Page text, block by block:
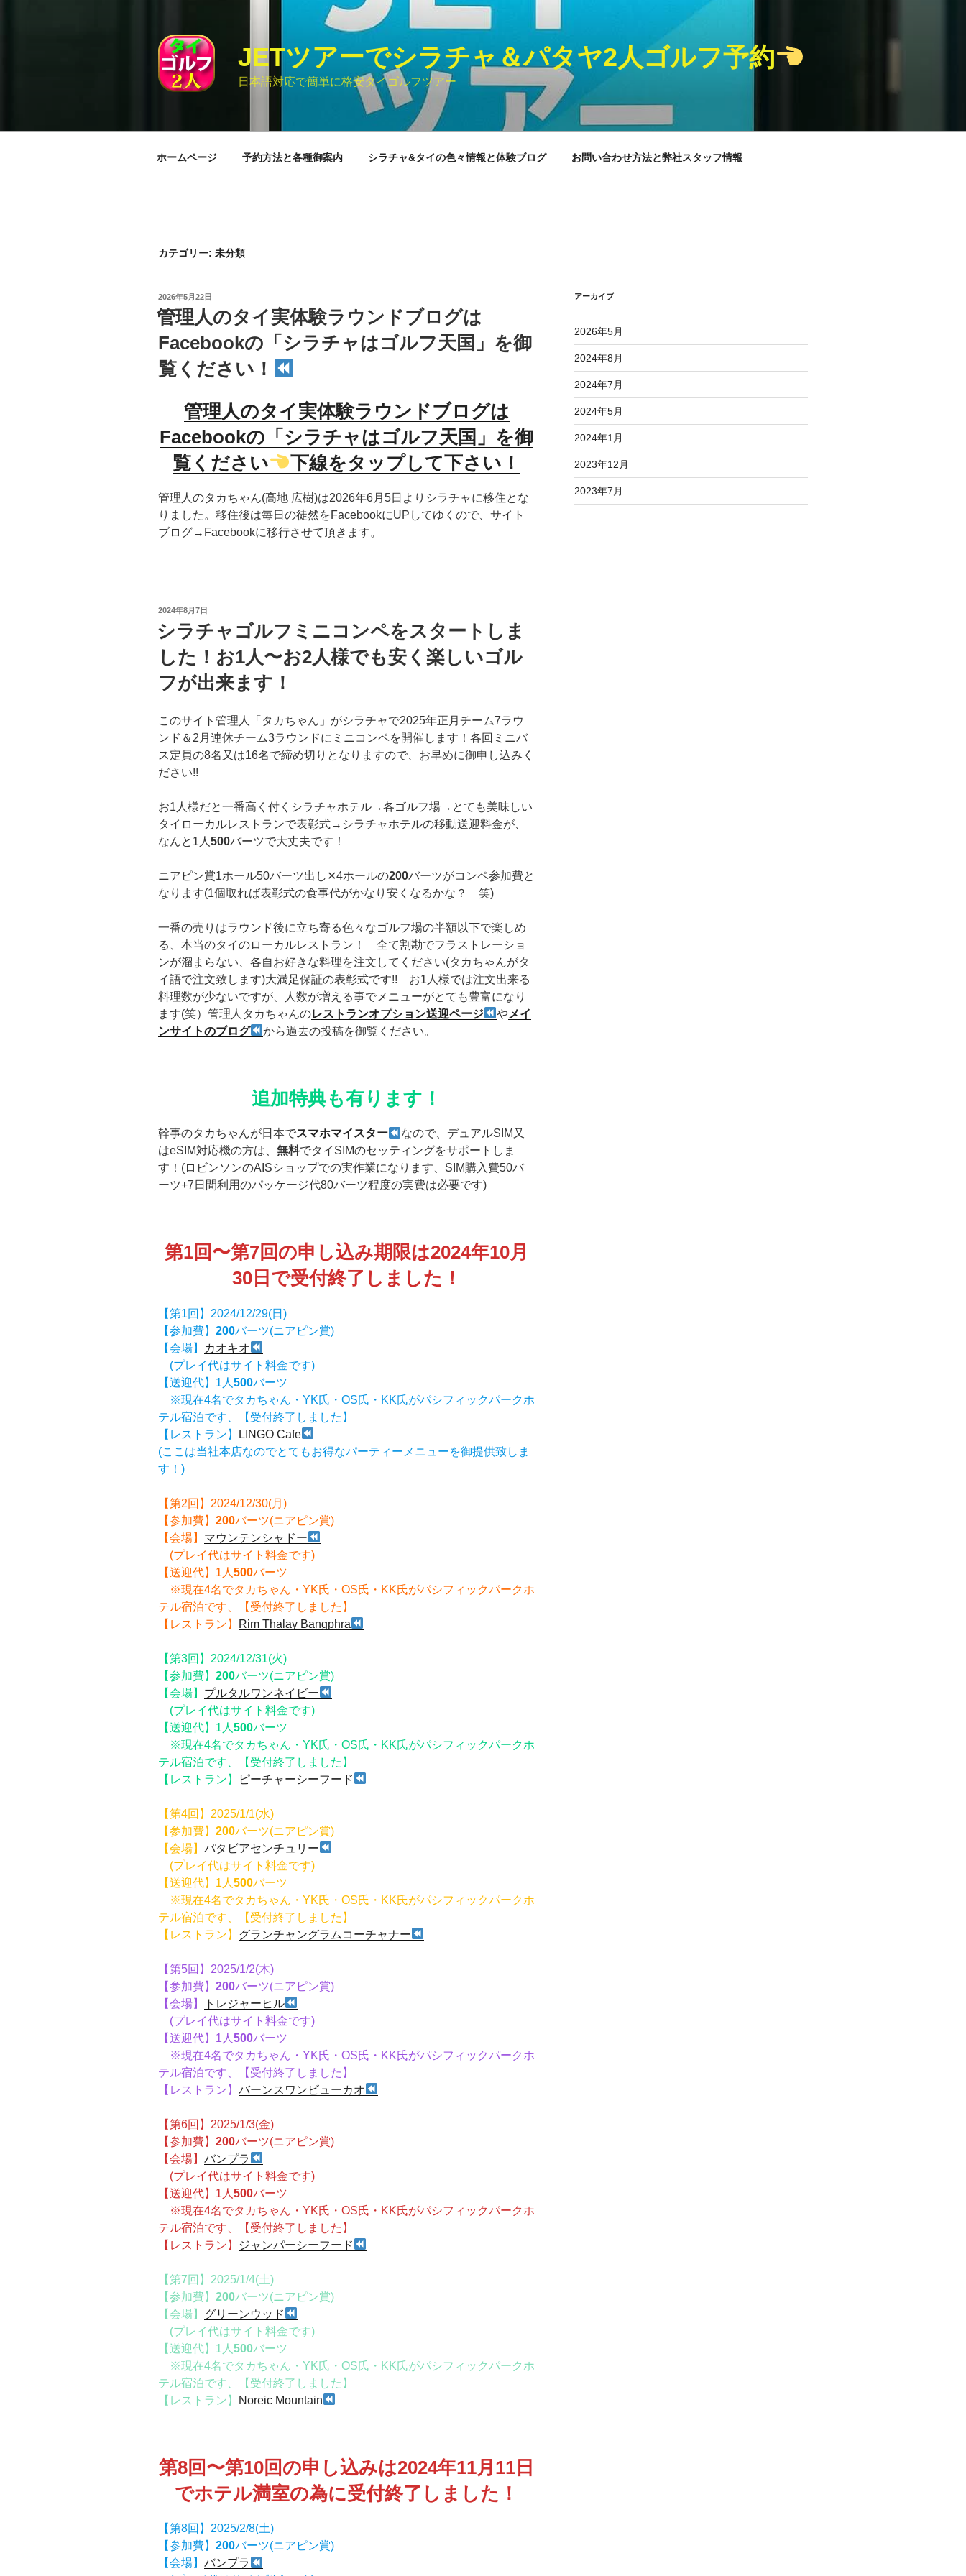
キ
JETツアーでシラチャ＆パタヤ2人ゴルフ予約
日本語対応で簡単に格安タイゴルフツアー
ホームページ 予約方法と各種御案内 シラチャ&タイの色々情報と体験ブログ お問い合わせ方法と弊社スタッフ情報
カテゴリー: 未分類
投
稿
日:
2026年5月22日
管理人のタイ実体験ラウンドブログは
Facebookの「シラチャはゴルフ天国」を御
覧ください！
管理人のタイ実体験ラウンドブログは
Facebookの 「シラチャはゴルフ天国」 を御
覧ください
下線をタップして下さい！
管理人のタカちゃん(高地 広樹)は2026年6月5日よりシラチャに移住とな
りました。移住後は毎日の徒然をFacebookにUPしてゆくので、サイト
ブログ→Facebookに移行させて頂きます。
投
日:
2024年8月7日
シラチャゴルフミニコンペをスタートしま
した！お1人〜お2人様でも安く楽しいゴル
フが出来ます！
このサイト管理人「タカちゃん」がシラチャで2025年正月チーム7ラウ
ンド＆2月連休チーム3ラウンドにミニコンペを開催します！各回ミニバ
ス定員の8名又は16名で締め切りとなりますので、お早めに御申し込みく
ださい!!
お1人様だと一番高く付くシラチャホテル→各ゴルフ場→とても美味しい
タイローカルレストランで表彰式→シラチャホテルの移動送迎料金が、
なんと1人 500バーツで大丈夫です！
ニアピン賞1ホール50バーツ出し✕4ホールの200バーツがコンペ参加費と
なります(1個取れば表彰式の食事代がかなり安くなるかな？ 笑)
一番の売りはラウンド後に立ち寄る色々なゴルフ場の半額以下で楽しめ
る、本当のタイのローカルレストラン！ 全て割勘でフラストレーショ
ンが溜まらない、各自お好きな料理を注文してください(タカちゃんがタ
イ語で注文致します)大満足保証の表彰式です!! お1人様では注文出来る
料理数が少ないですが、人数が増える事でメニューがとても豊富になり
ます(笑）管理人タカちゃんのレストランオプション送迎ページ やメイ
ンサイトのブログ
から過去の投稿を御覧ください。
追加特典も有ります！
幹事のタカちゃんが日本でスマホマイスター
なので、デュアルSIM又
はeSIM対応機の方は、 無料でタイSIMのセッティングをサポートしま
す！(ロビンソンのAISショップでの実作業になります、SIM購入費50バ
ーツ+7日間利用のパッケージ代80バーツ程度の実費は必要です)
第1回〜第7回の申し込み期限は2024年10月
30日で受付終了しました！
【第1回】2024/12/29(日)
【参加費】 200バーツ(ニアピン賞)
【会場】
カオキオ
(プレイ代はサイト料金です)
【送迎代】1人 500バーツ
※現在4名でタカちゃん・YK氏・OS氏・KK氏がパシフィックパークホ
テル宿泊です、【受付終了しました】
【レストラン】
LINGO Cafe
(ここは当社本店なのでとてもお得なパーティーメニューを御提供致しま
す！)
【第2回】2024/12/30(月)
【参加費】 200バーツ(ニアピン賞)
【会場】 マウンテンシャドー
(プレイ代はサイト料金です)
【送迎代】1人 500バーツ
※現在4名でタカちゃん・YK氏・OS氏・KK氏がパシフィックパークホ
テル宿泊です、【受付終了しました】
【レストラン】
Rim Thalay Bangphra
【第3回】2024/12/31(火)
【参加費】 200バーツ(ニアピン賞)
【会場】 プルタルワンネイビー
(プレイ代はサイト料金です)
【送迎代】1人 500バーツ
※現在4名でタカちゃん・YK氏・OS氏・KK氏がパシフィックパークホ
テル宿泊です、【受付終了しました】
【レストラン】
ピーチャーシーフード
【第4回】2025/1/1(水)
【参加費】 200バーツ(ニアピン賞)
【会場】 パタビアセンチュリー
(プレイ代はサイト料金です)
【送迎代】1人 500バーツ
※現在4名でタカちゃん・YK氏・OS氏・KK氏がパシフィックパークホ
テル宿泊です、【受付終了しました】
【レストラン】 グランチャングラムコーチャナー
【第5回】2025/1/2(木)
【参加費】 200バーツ(ニアピン賞)
【会場】
トレジャーヒル
(プレイ代はサイト料金です)
【送迎代】1人 500バーツ
※現在4名でタカちゃん・YK氏・OS氏・KK氏がパシフィックパークホ
テル宿泊です、【受付終了しました】
【レストラン】 バーンスワンビューカオ
【第6回】2025/1/3(金)
【参加費】 200バーツ(ニアピン賞)
【会場】 バンプラ
(プレイ代はサイト料金です)
【送迎代】1人 500バーツ
※現在4名でタカちゃん・YK氏・OS氏・KK氏がパシフィックパークホ
テル宿泊です、【受付終了しました】
【レストラン】
ジャンパーシーフード
【第7回】2025/1/4(土)
【参加費】 200バーツ(ニアピン賞)
【会場】 グリーンウッド
(プレイ代はサイト料金です)
【送迎代】1人 500バーツ
※現在4名でタカちゃん・YK氏・OS氏・KK氏がパシフィックパークホ
テル宿泊です、【受付終了しました】
【レストラン】
Noreic Mountain
第8回〜第10回の申し込みは2024年11月11日
でホテル満室の為に受付終了しました！
【第8回】2025/2/8(土)
【参加費】 200バーツ(ニアピン賞)
【会場】 バンプラ
アーカイブ
2026年5月
2024年8月
2024年7月
2024年5月
2024年1月
2023年12月
2023年7月